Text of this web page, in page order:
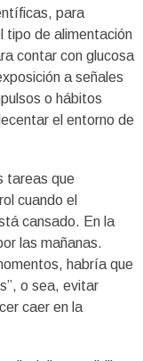
para
tipo de alimentación
contar con glucosa
a señales
o hábitos
el entorno de
tareas que
cuando el
cansado. En la
las mañanas.
habría que
o sea, evitar
caer en la